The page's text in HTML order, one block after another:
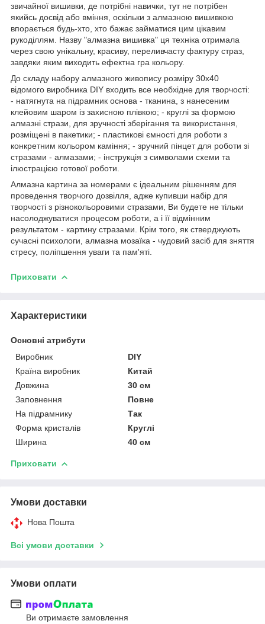
звичайної вишивки, де потрібні навички, тут не потрібен
якийсь досвід або вміння, оскільки з алмазною вишивкою
впорається будь-хто, хто бажає займатися цим цікавим
рукоділлям. Назву "алмазна вишивка" ця техніка отримала
через свою унікальну, красиву, переливчасту фактуру страз,
завдяки яким виходить ефектна гра кольору.
До складу набору алмазного живопису розміру 30х40
відомого виробника DIY входить все необхідне для творчості:
- натягнута на підрамник основа - тканина, з нанесеним
клейовим шаром із захисною плівкою; - круглі за формою
алмазні стрази, для зручності зберігання та використання,
розміщені в пакетики; - пластикові ємності для роботи з
конкретним кольором каміння; - зручний пінцет для роботи зі
стразами - алмазами; - інструкція з символами схеми та
ілюстрацією готової роботи.
Алмазна картина за номерами є ідеальним рішенням для
проведення творчого дозвілля, адже купивши набір для
творчості з різнокольоровими стразами, Ви будете не тільки
насолоджуватися процесом роботи, а і її відмінним
результатом - картину стразами. Крім того, як стверджують
сучасні психологи, алмазна мозаїка - чудовий засіб для зняття
стресу, поліпшення уваги та пам'яті.
Приховати
Характеристики
Основні атрибути
Виробник
DIY
Країна виробник
Китай
Довжина
30 см
Заповнення
Повне
На підрамнику
Так
Форма кристалів
Круглі
Ширина
40 см
Приховати
Умови доставки
Нова Пошта
Всі умови доставки
Умови оплати
Ви отримаєте замовлення